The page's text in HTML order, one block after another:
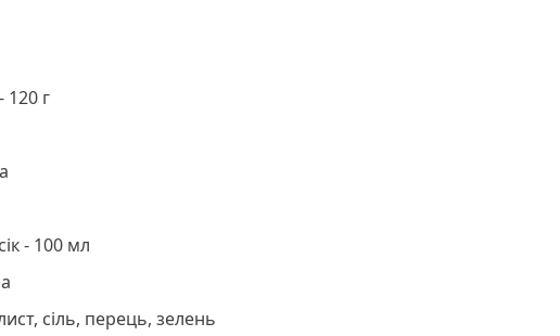
120 г
- 100 мл
сіль, перець, зелень